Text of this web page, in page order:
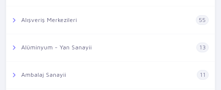
Alışveriş Merkezileri 55
Alüminyum - Yan Sanayii 13
Ambalaj Sanayii 11